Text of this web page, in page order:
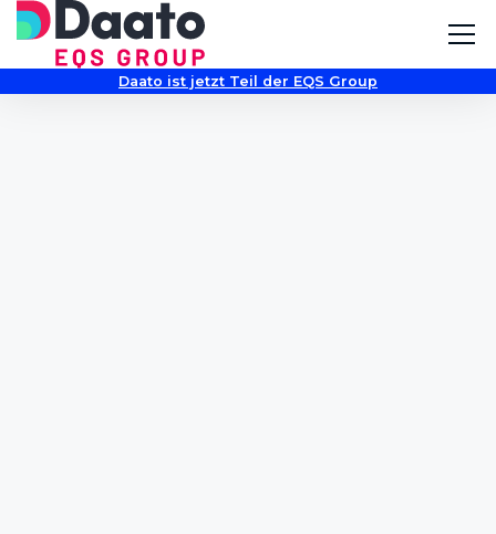
Daato ist jetzt Teil der EQS Group